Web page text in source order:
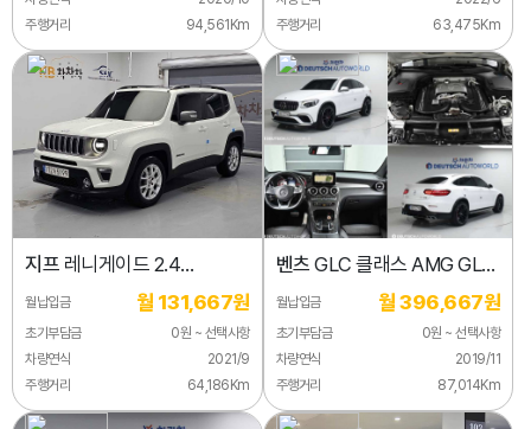
주행거리
94,561Km
주행거리
63,475Km
지프 레니게이드 2.4
리미티드
월납입금 월 131,667원
초기부담금
0원 ~ 선택사항
차량연식
2021/9
주행거리
64,186Km
벤츠 GLC 클래스 AMG GLC
63 S 4MATIC+ 쿠페
월납입금 월 396,667원
초기부담금
0원 ~ 선택사항
차량연식
2019/11
주행거리
87,014Km